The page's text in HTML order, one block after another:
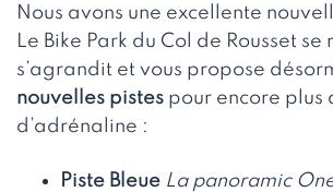
Nous avons une excellente
Le Bike Park du Col de Rousset se
s’agrandit et vous propose
nouvelles pistes pour encore plus
d’adrénaline :
Piste Bleue La panoramic